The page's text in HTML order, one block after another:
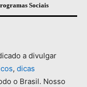
Sociais
a divulgar
, dicas
o Brasil. Nosso